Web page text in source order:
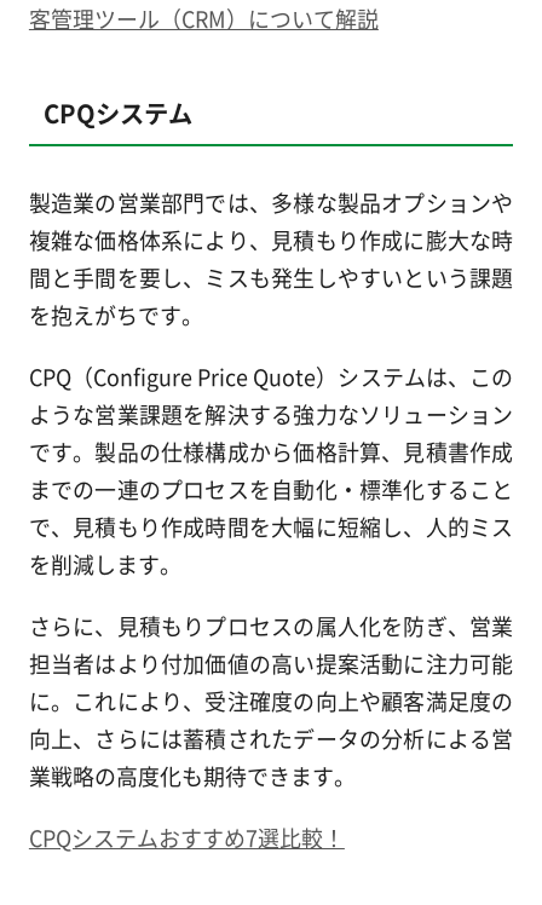
客管理ツール（CRM）について解説
CPQシステム
製造業の営業部門では、多様な製品オプションや
複雑な価格体系により、見積もり作成に膨大な時
間と手間を要し、ミスも発生しやすいという課題
を抱えがちです。
CPQ（Configure Price Quote）システムは、この
ような営業課題を解決する強力なソリューション
です。製品の仕様構成から価格計算、見積書作成
までの一連のプロセスを自動化・標準化すること
で、見積もり作成時間を大幅に短縮し、人的ミス
を削減します。
さらに、見積もりプロセスの属人化を防ぎ、営業
担当者はより付加価値の高い提案活動に注力可能
に。これにより、受注確度の向上や顧客満足度の
向上、さらには蓄積されたデータの分析による営
業戦略の高度化も期待できます。
CPQシステムおすすめ7選比較！